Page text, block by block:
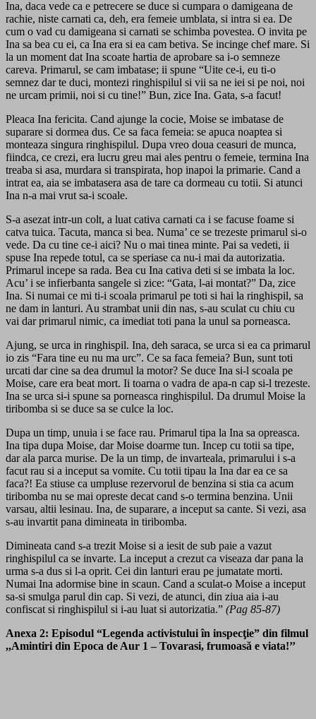
Ina, daca vede ca e petrecere se duce si cumpara o damigeana de
rachie, niste carnati ca, deh, era femeie umblata, si intra si ea. De
cum o vad cu damigeana si carnati se schimba povestea. O invita pe
Ina sa bea cu ei, ca Ina era si ea cam betiva. Se incinge chef mare. Si
la un moment dat Ina scoate hartia de aprobare sa i-o semneze
careva. Primarul, se cam imbatase; ii spune “Uite ce-i, eu ti-o
semnez dar te duci, montezi ringhispilul si vii sa ne iei si pe noi, noi
ne urcam primii, noi si cu tine!” Bun, zice Ina. Gata, s-a facut!
Pleaca Ina fericita. Cand ajunge la cocie, Moise se imbatase de
suparare si dormea dus. Ce sa faca femeia: se apuca noaptea si
monteaza singura ringhispilul. Dupa vreo doua ceasuri de munca,
fiindca, ce crezi, era lucru greu mai ales pentru o femeie, termina Ina
treaba si asa, murdara si transpirata, hop inapoi la primarie. Cand a
intrat ea, aia se imbatasera asa de tare ca dormeau cu totii. Si atunci
Ina n-a mai vrut sa-i scoale.
S-a asezat intr-un colt, a luat cativa carnati ca i se facuse foame si
catva tuica. Tacuta, manca si bea. Numa’ ce se trezeste primarul si-o
vede. Da cu tine ce-i aici? Nu o mai tinea minte. Pai sa vedeti, ii
spuse Ina repede totul, ca se speriase ca nu-i mai da autorizatia.
Primarul incepe sa rada. Bea cu Ina cativa deti si se imbata la loc.
Acu’ i se infierbanta sangele si zice: “Gata, l-ai montat?” Da, zice
Ina. Si numai ce mi ti-i scoala primarul pe toti si hai la ringhispil, sa
ne dam in lanturi. Au strambat unii din nas, s-au sculat cu chiu cu
vai dar primarul nimic, ca imediat toti pana la unul sa porneasca.
Ajung, se urca in ringhispil. Ina, deh saraca, se urca si ea ca primarul
io zis “Fara tine eu nu ma urc”. Ce sa faca femeia? Bun, sunt toti
urcati dar cine sa dea drumul la motor? Se duce Ina si-l scoala pe
Moise, care era beat mort. Ii toarna o vadra de apa-n cap si-l trezeste.
Ina se urca si-i spune sa porneasca ringhispilul. Da drumul Moise la
tiribomba si se duce sa se culce la loc.
Dupa un timp, unuia i se face rau. Primarul tipa la Ina sa opreasca.
Ina tipa dupa Moise, dar Moise doarme tun. Incep cu totii sa tipe,
dar ala parca murise. De la un timp, de invarteala, primarului i s-a
facut rau si a inceput sa vomite. Cu totii tipau la Ina dar ea ce sa
faca?! Ea stiuse ca umpluse rezervorul de benzina si stia ca acum
tiribomba nu se mai opreste decat cand s-o termina benzina. Unii
varsau, altii lesinau. Ina, de suparare, a inceput sa cante. Si vezi, asa
s-au invartit pana dimineata in tiribomba.
Dimineata cand s-a trezit Moise si a iesit de sub paie a vazut
ringhispilul ca se invarte. La inceput a crezut ca viseaza dar pana la
urma s-a dus si l-a oprit. Cei din lanturi erau pe jumatate morti.
Numai Ina adormise bine in scaun. Cand a sculat-o Moise a inceput
sa-si smulga parul din cap. Si vezi, de atunci, din ziua aia i-au
confiscat si ringhispilul si i-au luat si autorizatia.” (Pag 85-87)
Anexa 2: Episodul “Legenda activistului în inspecţie” din filmul
,,Amintiri din Epoca de Aur 1 – Tovarasi, frumoasă e viata!’’